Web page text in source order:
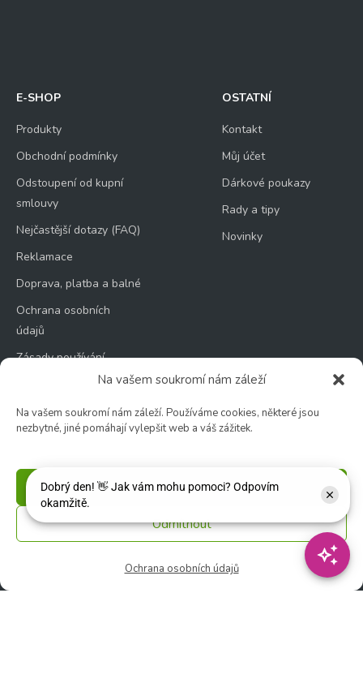
Na vašem soukromí nám záleží
Na vašem soukromí nám záleží. Používáme cookies, některé jsou
nezbytné, jiné pomáhají vylepšit web a váš zážitek.
Příjmout
Odmítnout
Ochrana osobních údajů
E-SHOP
Produkty
Obchodní podmínky
Odstoupení od kupní
smlouvy
Nejčastější dotazy (FAQ)
Reklamace
Doprava, platba a balné
Ochrana osobních
údajů
Zásady používání
OSTATNÍ
Kontakt
Můj účet
Dárkové poukazy
Rady a tipy
Novinky
🕑 Po – Čt: 9:00 – 17:00
🚫 Neděle: ZAVŘENO